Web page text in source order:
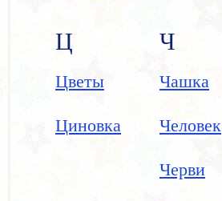
Ц
Цветы
Циновка
Ч
Чашка
Человек
Черви